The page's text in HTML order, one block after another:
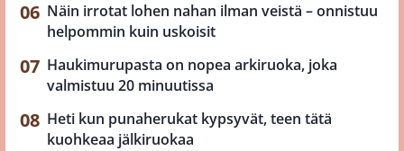
Näin irrotat lohen nahan ilman veistä – onnistuu
helpommin kuin uskoisit
Haukimurupasta on nopea arkiruoka, joka
valmistuu 20 minuutissa
Heti kun punaherukat kypsyvät, teen tätä
kuohkeaa jälkiruokaa